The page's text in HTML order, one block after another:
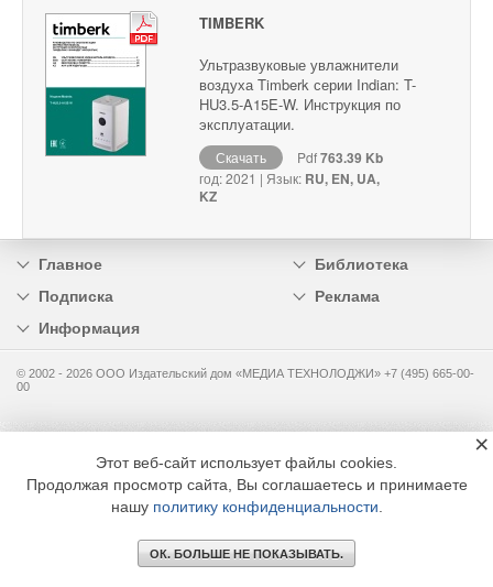
TIMBERK
Ультразвуковые увлажнители
воздуха Timberk серии Indian: T-
HU3.5-A15E-W. Инструкция по
эксплуатации.
Скачать Pdf763.39 Kb
год: 2021 | Язык: RU, EN, UA,
KZ
Главное
Библиотека
Подписка
Реклама
Информация
© 2002 - 2026 OOO Издательский дом «МЕДИА ТЕХНОЛОДЖИ» +7 (495) 665-00-
00
Этот веб-сайт использует файлы cookies.
Продолжая просмотр сайта, Вы соглашаетесь и принимаете
нашу политику конфиденциальности
ОК. БОЛЬШЕ НЕ ПОКАЗЫВАТЬ.
×